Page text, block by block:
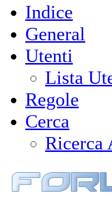
Indice
General
Utenti
Lista
Regole
Cerca
Ricerca